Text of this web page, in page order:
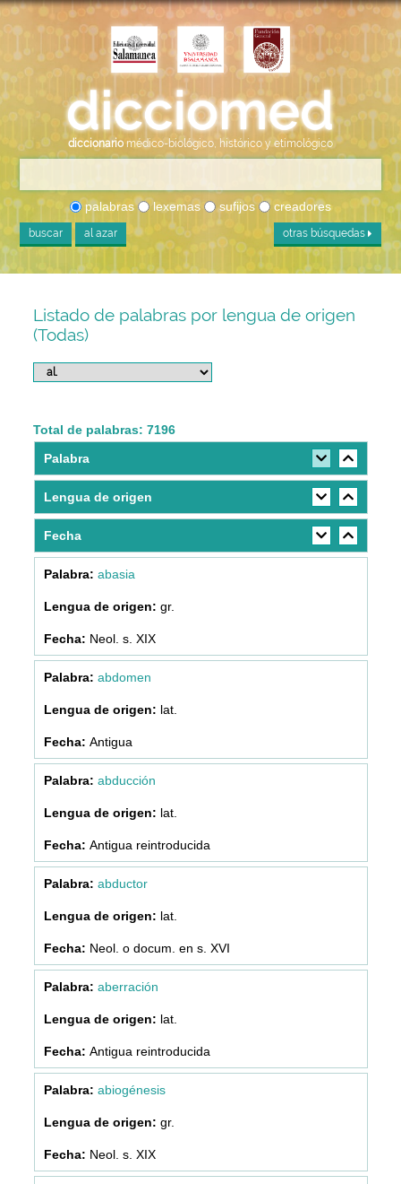
diccionario médico-biológico, histórico y etimológico
palabras lexemas sufijos creadores
buscar al azar otras búsquedas
Listado de palabras por lengua de origen
(Todas)
Total de palabras: 7196
Palabra
Lengua de origen
Fecha
abasia
gr.
Neol. s. XIX
abdomen
lat.
Antigua
abducción
lat.
Antigua reintroducida
abductor
lat.
Neol. o docum. en s. XVI
aberración
lat.
Antigua reintroducida
abiogénesis
gr.
Neol. s. XIX